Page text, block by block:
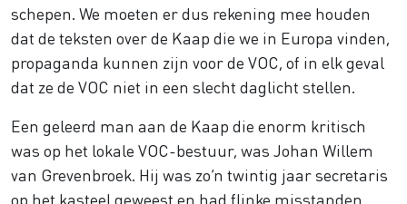
schepen. We moeten er dus rekening mee houden
dat de teksten over de Kaap die we in Europa vinden,
propaganda kunnen zijn voor de VOC, of in elk geval
dat ze de VOC niet in een slecht daglicht stellen.
Een geleerd man aan de Kaap die enorm kritisch
was op het lokale VOC-bestuur, was Johan Willem
van Grevenbroek. Hij was zo’n twintig jaar secretaris
op het kasteel geweest en had flinke misstanden